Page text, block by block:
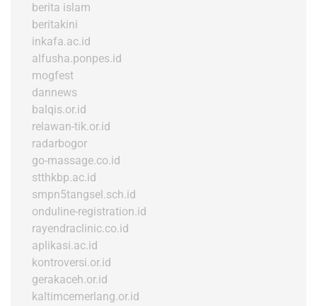
berita islam
beritakini
inkafa.ac.id
alfusha.ponpes.id
mogfest
dannews
balqis.or.id
relawan-tik.or.id
radarbogor
go-massage.co.id
stthkbp.ac.id
smpn5tangsel.sch.id
onduline-registration.id
rayendraclinic.co.id
aplikasi.ac.id
kontroversi.or.id
gerakaceh.or.id
kaltimcemerlang.or.id